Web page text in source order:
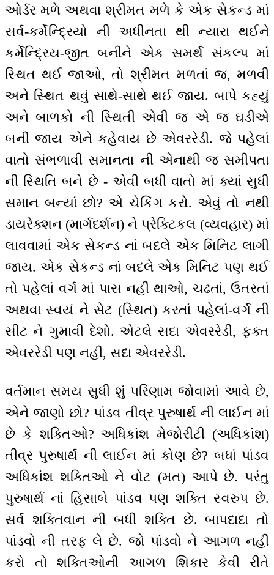
ઓર્ડર મળે અથવા શ્રીમત મળે કે એક સેકન્ડ માં
સર્વ-કર્મેન્દ્રિયો ની અધીનતા થી ન્યારા થઈને
કર્મેન્દ્રિય-જીત બનીને એક સમર્થ સંકલ્પ માં
સ્થિત થઈ જાઓ, તો શ્રીમત મળતાં જ, મળવી
અને સ્થિત થવું સાથે-સાથે થઈ જાય. બાપે કહ્યું
અને બાળકો ની સ્થિતી એવી જ એ જ ઘડીએ
બની જાય એને કહેવાય છે એવરરેડી. જે પહેલાં
વાતો સંભળાવી સમાનતા ની એનાથી જ સમીપતા
ની સ્થિતિ બને છે - એવી બધી વાતો માં ક્યાં સુધી
સમાન બન્યાં છો? એ ચેકિંગ કરો. એવું તો નથી
ડાયરેક્શન (માર્ગદર્શન) ને પ્રેક્ટિકલ (વ્યવહાર) માં
લાવવામાં એક સેકન્ડ નાં બદલે એક મિનિટ લાગી
જાય. એક સેકન્ડ નાં બદલે એક મિનિટ પણ થઈ
તો પહેલાં વર્ગ માં પાસ નહીં થાઓ, ચઢતાં, ઉતરતાં
અથવા સ્વયં ને સેટ (સ્થિત) કરતાં પહેલાં-વર્ગ ની
સીટ ને ગુમાવી દેશો. એટલે સદા એવરરેડી, ફક્ત
એવરરેડી પણ નહીં, સદા એવરરેડી.
વર્તમાન સમય સુધી શું પરિણામ જોવામાં આવે છે,
એને જાણો છો? પાંડવ તીવ્ર પુરુષાર્થ ની લાઈન માં
છે કે શક્તિઓ? અધિકાંશ મેજોરીટી (અધિકાંશ)
તીવ્ર પુરુષાર્થ ની લાઈન માં કોણ છે? બધાં પાંડવ
અધિકાંશ શક્તિઓ ને વોટ (મત) આપે છે. પરંતુ
પુરુષાર્થ નાં હિસાબે પાંડવ પણ શક્તિ સ્વરુપ છે.
સર્વ શક્તિવાન ની બધી શક્તિ છે. બાપદાદા તો
પાંડવો ની તરફ લે છે. જો પાંડવો ને આગળ નહીં
કરો તો શક્તિઓની આગળ શિકાર કેવી રીતે